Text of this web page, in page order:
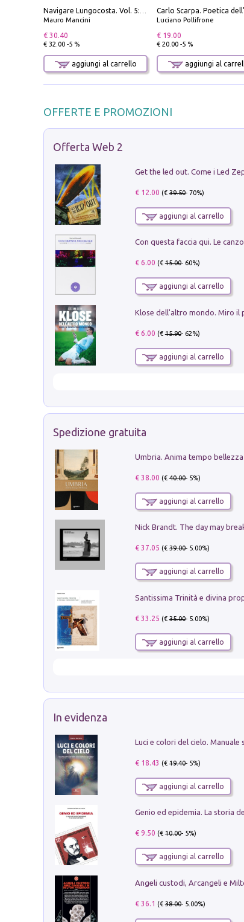
Navigare Lungocosta. Vol. 5: Corsica e Sardegna
Mauro Mancini
€ 30.40
€ 32.00 -5 %
aggiungi al carrello
Luciano Pollifrone
€ 19.00
€ 20.00 -5 %
aggiungi al
OFFERTE E PROMOZIONI
Offerta Web 2
€ 12.00 (€39.50- 70%)
aggiungi al carrello
€ 6.00 (€15.00- 60%)
aggiungi al carrello
€ 6.00 (€15.90- 62%)
aggiungi al carrello
Spedizione gratuita
Umbria. Anima tempo bellezza
€ 38.00 (€40.00- 5%)
aggiungi al carrello
Nick Brandt. The day may
€ 37.05 (€39.00- 5.00%)
aggiungi al carrello
€ 33.25 (€35.00- 5.00%)
aggiungi al carrello
In evidenza
€ 18.43 (€19.40- 5%)
aggiungi al carrello
€ 9.50 (€10.00- 5%)
aggiungi al carrello
Angeli custodi, Arcangeli e
€ 36.1 (€38.00- 5.00%)